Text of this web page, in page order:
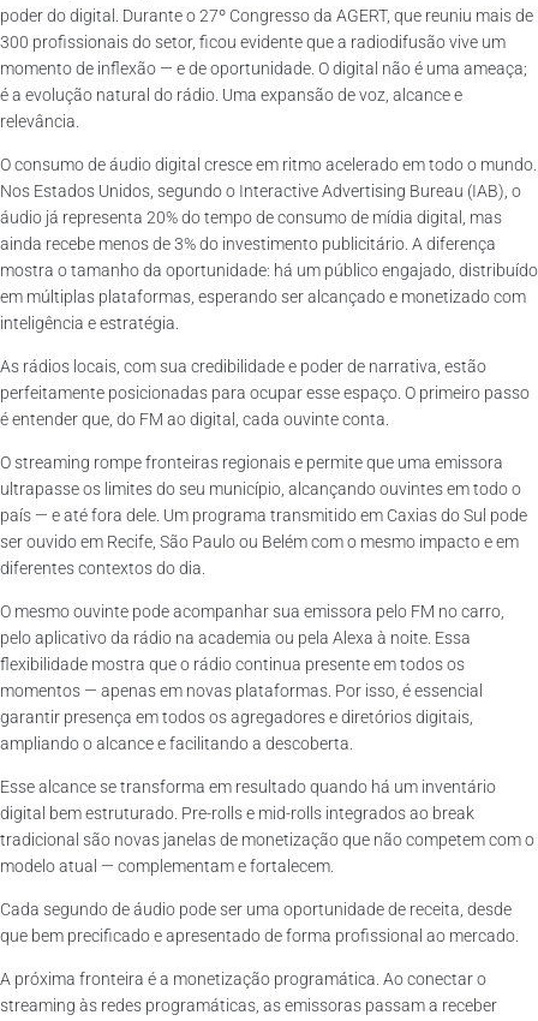
poder do digital. Durante o 27º Congresso da AGERT, que reuniu mais de
300 profissionais do setor, ficou evidente que a radiodifusão vive um
momento de inflexão — e de oportunidade. O digital não é uma ameaça;
é a evolução natural do rádio. Uma expansão de voz, alcance e
relevância.
O consumo de áudio digital cresce em ritmo acelerado em todo o mundo.
Nos Estados Unidos, segundo o Interactive Advertising Bureau (IAB), o
áudio já representa 20% do tempo de consumo de mídia digital, mas
ainda recebe menos de 3% do investimento publicitário. A diferença
mostra o tamanho da oportunidade: há um público engajado, distribuído
em múltiplas plataformas, esperando ser alcançado e monetizado com
inteligência e estratégia.
As rádios locais, com sua credibilidade e poder de narrativa, estão
perfeitamente posicionadas para ocupar esse espaço. O primeiro passo
é entender que, do FM ao digital, cada ouvinte conta.
O streaming rompe fronteiras regionais e permite que uma emissora
ultrapasse os limites do seu município, alcançando ouvintes em todo o
país — e até fora dele. Um programa transmitido em Caxias do Sul pode
ser ouvido em Recife, São Paulo ou Belém com o mesmo impacto e em
diferentes contextos do dia.
O mesmo ouvinte pode acompanhar sua emissora pelo FM no carro,
pelo aplicativo da rádio na academia ou pela Alexa à noite. Essa
flexibilidade mostra que o rádio continua presente em todos os
momentos — apenas em novas plataformas. Por isso, é essencial
garantir presença em todos os agregadores e diretórios digitais,
ampliando o alcance e facilitando a descoberta.
Esse alcance se transforma em resultado quando há um inventário
digital bem estruturado. Pre-rolls e mid-rolls integrados ao break
tradicional são novas janelas de monetização que não competem com o
modelo atual — complementam e fortalecem.
Cada segundo de áudio pode ser uma oportunidade de receita, desde
que bem precificado e apresentado de forma profissional ao mercado.
A próxima fronteira é a monetização programática. Ao conectar o
streaming às redes programáticas, as emissoras passam a receber